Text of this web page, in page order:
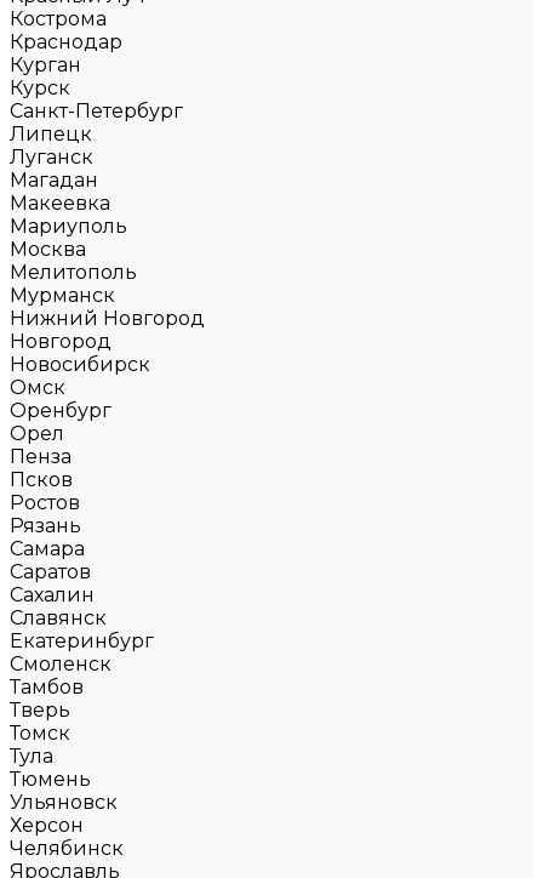
Кострома
Краснодар
Курган
Курск
Санкт-Петербург
Липецк
Луганск
Магадан
Макеевка
Мариуполь
Москва
Мелитополь
Мурманск
Нижний Новгород
Новгород
Новосибирск
Омск
Оренбург
Орел
Пенза
Псков
Ростов
Рязань
Самара
Саратов
Сахалин
Славянск
Екатеринбург
Смоленск
Тамбов
Тверь
Томск
Тула
Тюмень
Ульяновск
Херсон
Челябинск
Ярославль